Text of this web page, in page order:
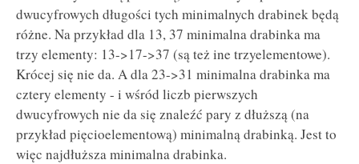
dwucyfrowych długości tych minimalnych drabinek będą
różne. Na przykład dla 13, 37 minimalna drabinka ma
trzy elementy: 13->17->37 (są też ine trzyelementowe).
Krócej się nie da. A dla 23->31 minimalna drabinka ma
cztery elementy - i wśród liczb pierwszych
dwucyfrowych nie da się znaleźć pary z dłuższą (na
przykład pięcioelementową) minimalną drabinką. Jest to
więc najdłuższa minimalna drabinka.